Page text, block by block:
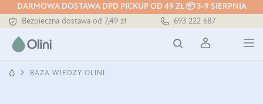
DARMOWA DOSTAWA DPD PICKUP OD 49 ZŁ 📦 3-9 SIERPNIA
Bezpieczna dostawa od 7,49 zł
Darmowa dostawa od 199 zł
Tłoczony zawsze na zimno
693 222 687
BAZA WIEDZY OLINI